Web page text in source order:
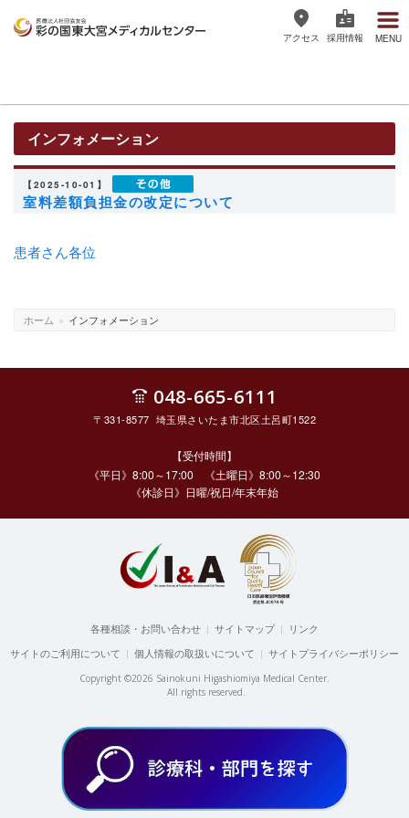
メディカルセンター
アクセス 採用情報 MENU
インフォメーション
【2025-10-01】
室料差額負担金の改定について
患者さん各位
ホーム » インフォメーション
048-665-6111
〒331-8577 埼玉県さいたま市北区土呂町1522
【受付時間】
《平日》8:00～17:00 《土曜日》8:00～12:30
《休診日》日曜/祝日/年末年始
各種相談・お問い合わせ | サイトマップ| リンク
サイトのご利用について | 個人情報の取扱いについて | サイトプライバシーポリシー
Copyright ©2026 Sainokuni Higashiomiya Medical Center.
All rights reserved.